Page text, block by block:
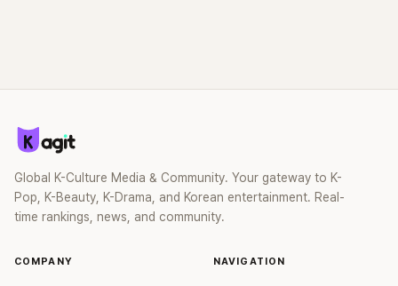
Global K-Culture Media & Community. Your gateway to K-
Pop, K-Beauty, K-Drama, and Korean entertainment. Real-
time rankings, news, and community.
COMPANY NAVIGATION